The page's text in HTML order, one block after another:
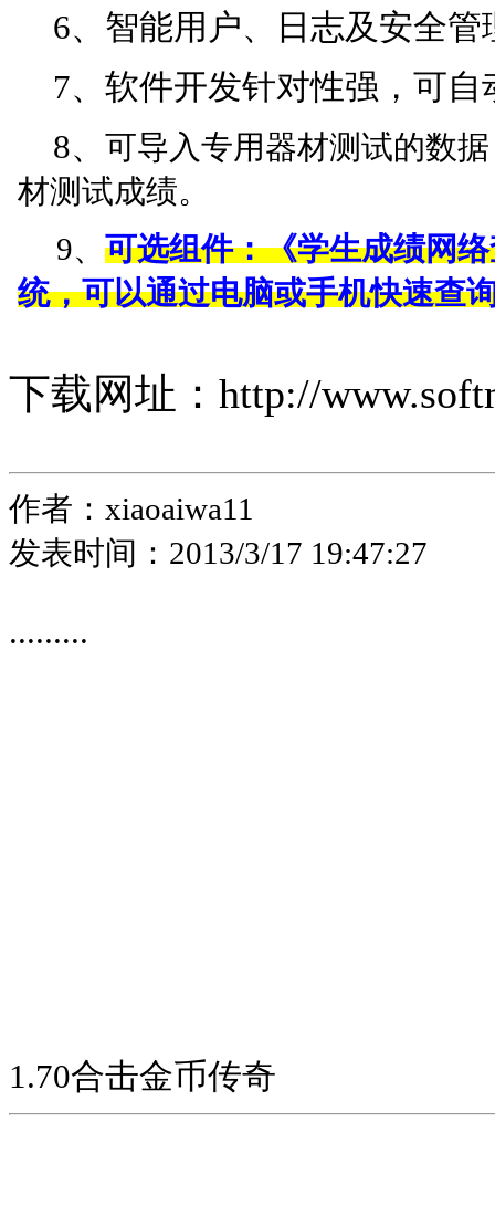
6、智能用户、日志及安全管
7、软件开发针对性强，可
8、 可导入专用器材测试的数
材测试成绩。
9、 可选组件：《学生成绩网
统，可以通过电脑或手机快速查
下载网址： http://
作者：xiaoaiwa11
发表时间：2013/3/17 19:47:27
.........
1.70合击金币传奇